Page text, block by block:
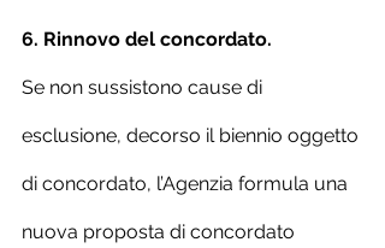
6. Rinnovo del concordato.
Se non sussistono cause di
esclusione, decorso il biennio oggetto
di concordato, l’Agenzia formula una
nuova proposta di concordato